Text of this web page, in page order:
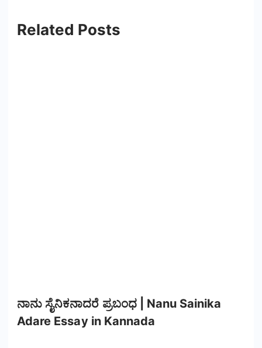
Related Posts
ನಾನು ಸೈನಿಕನಾದರೆ ಪ್ರಬಂಧ | Nanu Sainika
Adare Essay in Kannada